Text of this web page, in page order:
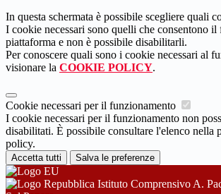
In questa schermata è possibile scegliere quali
I cookie necessari sono quelli che consentono il
piattaforma e non è possibile disabilitarli.
Per conoscere quali sono i cookie necessari al
visionare la COOKIE POLICY.
Cookie necessari per il funzionamento
I cookie necessari per il funzionamento non
disabilitati. È possibile consultare l'elenco nella
policy.
Accetta tutti Salva le preferenze
Istituto Comprensivo A.